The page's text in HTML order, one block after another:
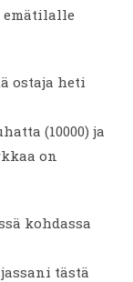
emätilalle
ostaja heti
(10000) ja
on
kohdassa
tästä